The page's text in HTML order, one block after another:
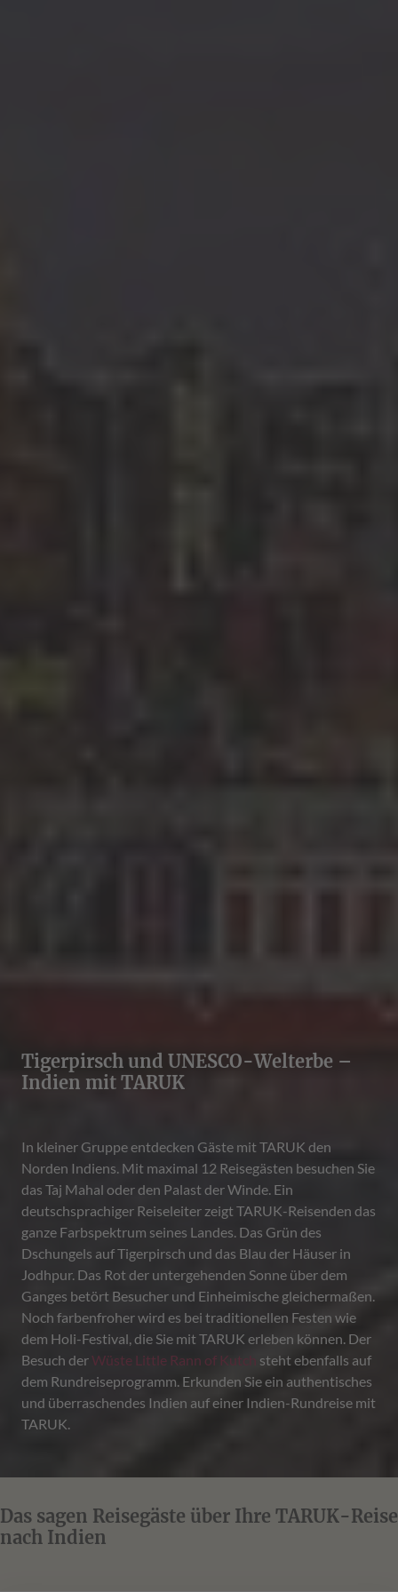
Tigerpirsch und UNESCO-Welterbe –
Indien mit TARUK
In kleiner Gruppe entdecken Gäste mit TARUK den
Norden Indiens. Mit maximal 12 Reisegästen besuchen Sie
das Taj Mahal oder den Palast der Winde. Ein
deutschsprachiger Reiseleiter zeigt TARUK-Reisenden das
ganze Farbspektrum seines Landes. Das Grün des
Dschungels auf Tigerpirsch und das Blau der Häuser in
Jodhpur. Das Rot der untergehenden Sonne über dem
Ganges betört Besucher und Einheimische gleichermaßen.
Noch farbenfroher wird es bei traditionellen Festen wie
dem Holi-Festival, die Sie mit TARUK erleben können. Der
Besuch derWüste Little Rann of Kutch steht ebenfalls auf
dem Rundreiseprogramm. Erkunden Sie ein authentisches
und überraschendes Indien auf einer Indien-Rundreise mit
TARUK.
Das sagen Reisegäste über Ihre TARUK-Reise
nach Indien